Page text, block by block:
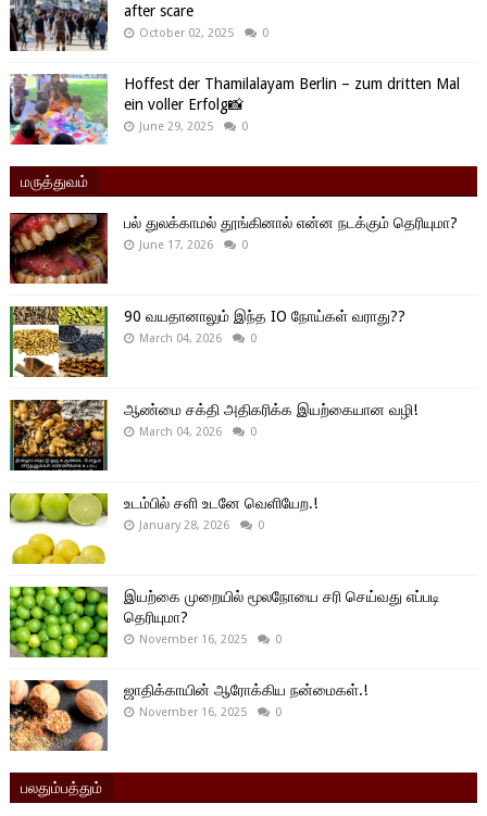
after scare
October 02, 2025 0
Hoffest der Thamilalayam Berlin – zum dritten Mal
ein voller Erfolg📸
June 29, 2025 0
மருத்துவம்
பல் துலக்காமல் தூங்கினால் என்ன நடக்கும் தெரியுமா?
June 17, 2026 0
90 வயதானாலும் இந்த IO நோய்கள் வராது??
March 04, 2026 0
ஆண்மை சக்தி அதிகரிக்க இயற்கையான வழி!
March 04, 2026 0
உடம்பில் சளி உடனே வெளியேற.!
January 28, 2026 0
இயற்கை முறையில் மூலநோயை சரி செய்வது எப்படி
தெரியுமா?
November 16, 2025 0
ஜாதிக்காயின் ஆரோக்கிய நன்மைகள்.!
November 16, 2025 0
பலதும்பத்தும்